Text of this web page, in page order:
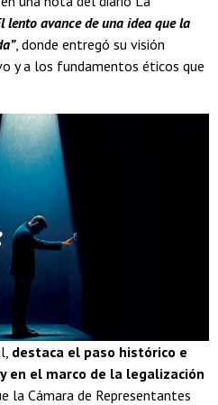
lento avance de una idea que la
, donde entregó su visión
y a los fundamentos éticos que
destaca el paso histórico e
en el marco de la legalización
la Cámara de Representantes